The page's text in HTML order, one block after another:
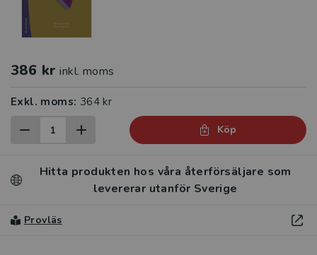
386 kr inkl. moms
Exkl. moms: 364 kr
Köp
Hitta produkten hos våra återförsäljare som
levererar utanför Sverige
Provläs